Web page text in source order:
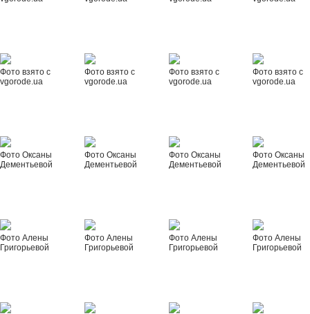
Фото взято с
vgorode.ua
Фото взято с
vgorode.ua
Фото взято с
vgorode.ua
Фото взято с
vgorode.ua
Фото Оксаны
Дементьевой
Фото Оксаны
Дементьевой
Фото Оксаны
Дементьевой
Фото Оксаны
Дементьевой
Фото Алены
Григорьевой
Фото Алены
Григорьевой
Фото Алены
Григорьевой
Фото Алены
Григорьевой